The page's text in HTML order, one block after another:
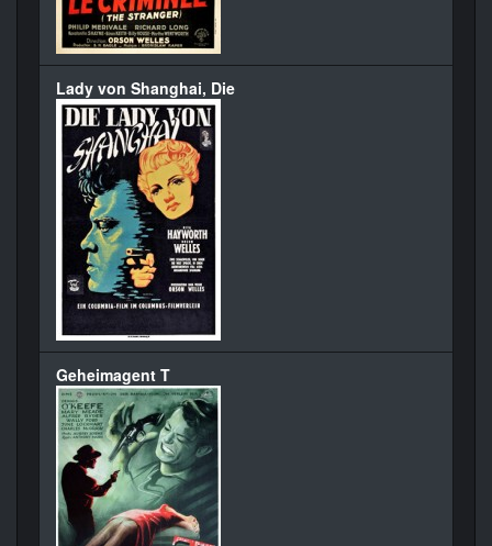
Lady von Shanghai, Die
Geheimagent T